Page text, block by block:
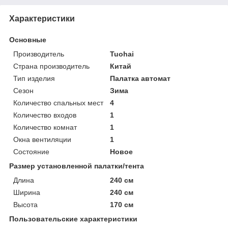
Характеристики
Основные
Производитель
Tuohai
Страна производитель
Китай
Тип изделия
Палатка автомат
Сезон
Зима
Количество спальных мест
4
Количество входов
1
Количество комнат
1
Окна вентиляции
1
Состояние
Новое
Размер установленной палатки/тента
Длина
240 см
Ширина
240 см
Высота
170 см
Пользовательские характеристики